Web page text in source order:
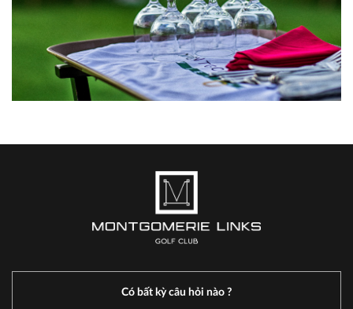
Có bất kỳ câu hỏi nào ?